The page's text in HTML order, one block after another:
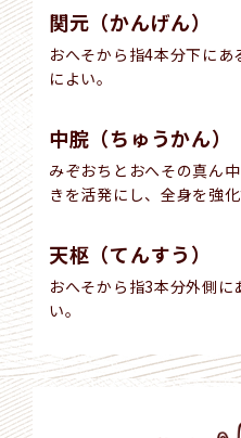
関元（かんげん）
おへそから指4本分下に
によい。
中脘（ちゅうかん）
みぞおちとおへその真ん
きを活発にし、全身を強化
天枢（てんすう）
おへそから指3本分外側に
い。